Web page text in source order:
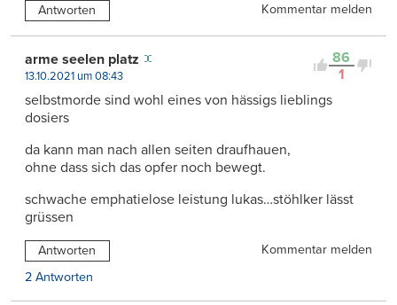
Antworten Kommentar melden
86
1
arme seelen platz
13.10.2021 um 08:43
selbstmorde sind wohl eines von hässigs lieblings
dosiers
da kann man nach allen seiten draufhauen,
ohne dass sich das opfer noch bewegt.
schwache emphatielose leistung lukas…stöhlker lässt
grüssen
Antworten
Kommentar melden
2 Antworten